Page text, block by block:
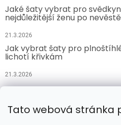
Tato webová stránka
Jaké šaty vybrat pro
nejdůležitější ženu po nevěstě
21.3.2026
Jak vybrat šaty pro
lichotí křivkám
21.3.2026
Přijímáme online platby